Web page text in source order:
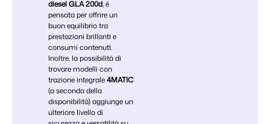
diesel GLA 200d, è
pensata per offrire un
buon equilibrio tra
prestazioni brillanti e
consumi contenuti.
Inoltre, la possibilità di
trovare modelli con
trazione integrale4MATIC
(a seconda della
disponibilità) aggiunge un
ulteriore livello di